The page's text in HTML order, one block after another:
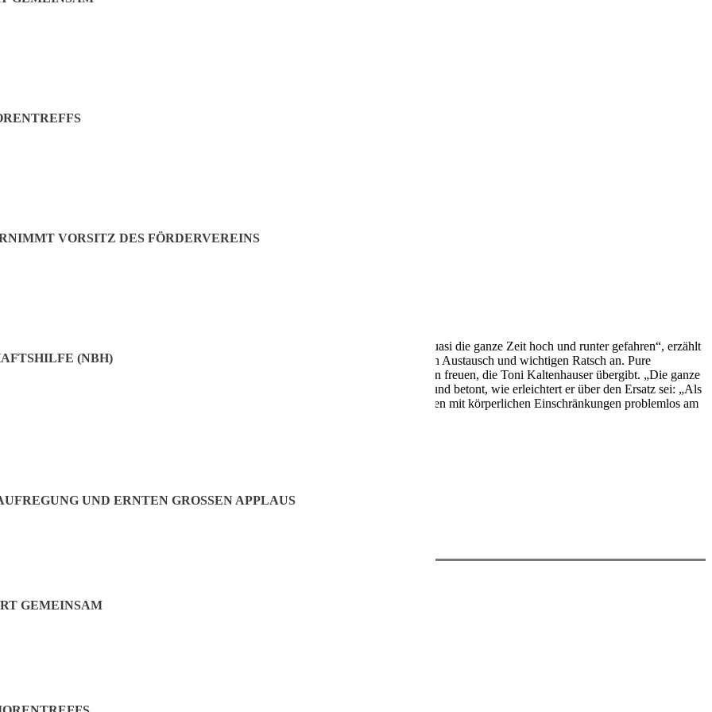
VORSITZ DES FÖRDERVEREINS
(NBH)
UND ERNTEN GROSSEN APPLAUS
GEMEINSAM
ü65-Angehörige den neuen Fahrstuhl begeistert und sehr fleißig: „Der ist quasi die ganze Zeit hoch und runter gefahren“, erzählt
der erste monatlichen Seniorentreff bei Kaffee und Kuchen für den ausgiebigen Austausch und wichtigen Ratsch an. Pure
über eine dem Anlass eigens selbstentworfene Dankeskarte der Senioren freuen, die Toni Kaltenhauser übergibt. „Die ganze
ja nichts dafür, dass der alte dauernd kaputt war“, schildert Gremm noch einmal und betont, wie erleichtert er über den Ersatz sei: „Als
einen Zugang für alle Menschen anbieten können und VOR ALLEM Menschen mit körperlichen Einschränkungen problemlos am